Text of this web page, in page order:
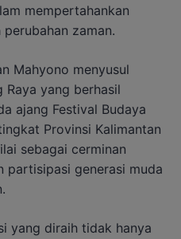
mempertahankan
zaman.
Mahyono menyusul
Raya yang berhasil
ajang Festival Budaya
Provinsi Kalimantan
sebagai cerminan
partisipasi generasi muda
yang diraih tidak hanya